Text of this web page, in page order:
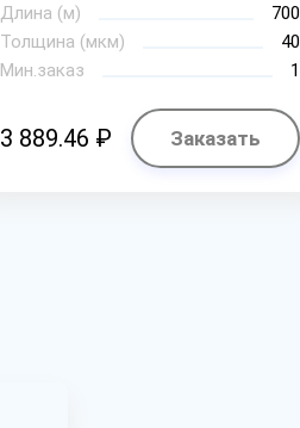
Длина (м)
700
Толщина (мкм)
40
Мин.заказ
1
3 889.46 ₽ Заказать